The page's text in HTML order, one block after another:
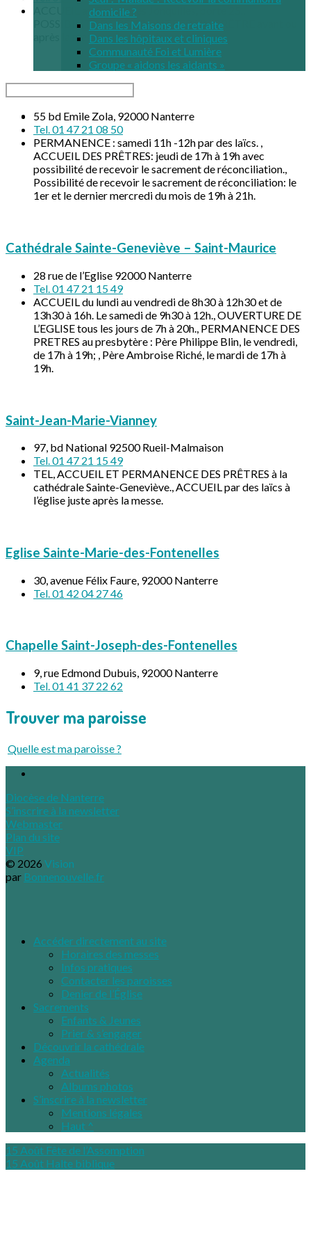
domicile ?
Dans les Maisons de retraite
Dans les hôpitaux et cliniques
Communauté Foi et Lumière
Groupe « aidons les aidants »
Chercher
ACCUEIL au 5, allée des Jonquilles, porte 25.,
POSSIBILITE DE RENCONTRER UN PRÊTRE avant ou
après la messe, ou sur rendez vous.
Saint-Paul
55 bd Emile Zola, 92000 Nanterre
Tel. 01 47 21 08 50
PERMANENCE : samedi 11h -12h par des laïcs. ,
ACCUEIL DES PRÊTRES: jeudi de 17h à 19h avec
possibilité de recevoir le sacrement de réconciliation.,
Possibilité de recevoir le sacrement de réconciliation: le
1er et le dernier mercredi du mois de 19h à 21h.
Cathédrale Sainte-Geneviève – Saint-Maurice
28 rue de l’Eglise 92000 Nanterre
Tel. 01 47 21 15 49
ACCUEIL du lundi au vendredi de 8h30 à 12h30 et de
13h30 à 16h. Le samedi de 9h30 à 12h., OUVERTURE DE
L’EGLISE tous les jours de 7h à 20h., PERMANENCE DES
PRETRES au presbytère : Père Philippe Blin, le vendredi,
de 17h à 19h; , Père Ambroise Riché, le mardi de 17h à
19h.
Saint-Jean-Marie-Vianney
97, bd National 92500 Rueil-Malmaison
Tel. 01 47 21 15 49
TEL, ACCUEIL ET PERMANENCE DES PRÊTRES à la
cathédrale Sainte-Geneviève., ACCUEIL par des laïcs à
l’église juste après la messe.
Eglise Sainte-Marie-des-Fontenelles
30, avenue Félix Faure, 92000 Nanterre
Tel. 01 42 04 27 46
Chapelle Saint-Joseph-des-Fontenelles
9, rue Edmond Dubuis, 92000 Nanterre
Tel. 01 41 37 22 62
Trouver ma paroisse
Quelle est ma paroisse ?
Diocèse de Nanterre
S’inscrire à la newsletter
Webmaster
Plan du site
VIP
© 2026 Vision
par Bonnenouvelle.fr
Accéder directement au site
Horaires des messes
Infos pratiques
Contacter les paroisses
Denier de l’Église
Sacrements
Enfants & Jeunes
Prier & s’engager
Découvrir la cathédrale
Agenda
Actualités
Albums photos
S’inscrire à la newsletter
Mentions légales
Haut ^
15 Août Fête de l’Assomption
15 Août Halte biblique